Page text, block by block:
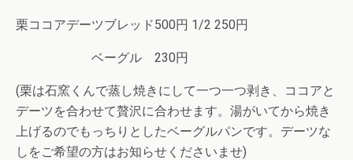
栗ココアデーツブレッド500円 1/2 250円
ベーグル 230円
(栗は石窯くんで蒸し焼きにして一つ一つ剥き、ココアと
デーツを合わせて贅沢に合わせます。湯がいてから焼き
上げるのでもっちりとしたベーグルパンです。デーツな
しをご希望の方はお知らせくださいませ)